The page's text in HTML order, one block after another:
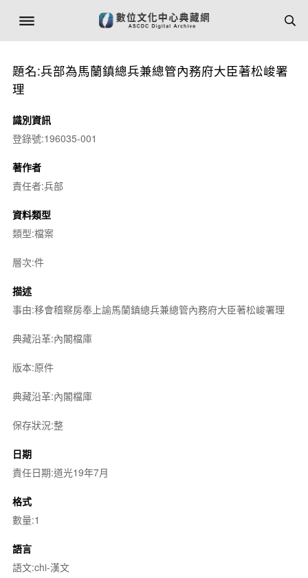
題名:兵部為馬蘭鎮總兵兼總管內務府大臣著松峻署
理
識別資訊
登錄號:196035-001
著作者
責任者:兵部
資料類型
類型:檔案
層次:件
描述
事由:移會稽察房奉上諭馬蘭鎮總兵兼總管內務府大臣著松峻署理
典藏沿革:內閣檔庫
版本:原件
典藏沿革:內閣檔庫
保存狀況:整
日期
責任日期:道光19年7月
格式
數量:1
語言
語文:chi-漢文